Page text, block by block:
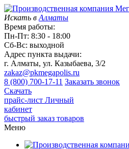
Искать в Алматы
Время работы:
Пн-Пт: 8:30 - 18:00
Сб-Вс: выходной
Адрес пункта выдачи:
г. Алматы, ул. Казыбаева, 3/2
zakaz@pkmegapolis.ru
8 (800) 700-17-11 Заказать звонок
Скачать
прайс-лист Личный
кабинет
быстрый заказ товаров
Меню